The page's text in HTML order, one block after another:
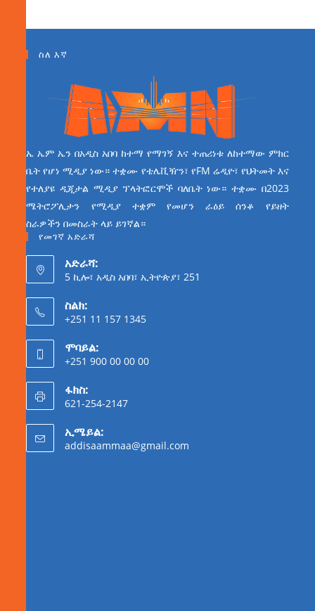
ስለ እኛ
ኤ ኤም ኤን በአዲስ አበባ ከተማ የማገኝ እና ተጠሪነቱ ለከተማው ምክር
ቤት የሆነ ሚዲያ ነው። ተቋሙ የቴሌቪዥን፣ የFM ሬዲዮ፣ የህትመት እና
የተለያዩ ዲጂታል ሚዲያ ፕላትፎርሞች ባለቤት ነው። ተቋሙ በ2023
ሜትሮፖሊታን የሚዲያ ተቋም የመሆን ራዕይ ሰንቆ የይዘት
ስራዎችን በመስራት ላይ ይገኛል።
የመገኛ አድራሻ
አድራሻ:
5 ኪሎ፣ አዲስ አበባ፣ ኢትዮጵያ፣ 251
ስልክ:
+251 11 157 1345
ሞባይል:
+251 900 00 00 00
ፋክስ:
621-254-2147
ኢሜይል:
addisaammaa@gmail.com